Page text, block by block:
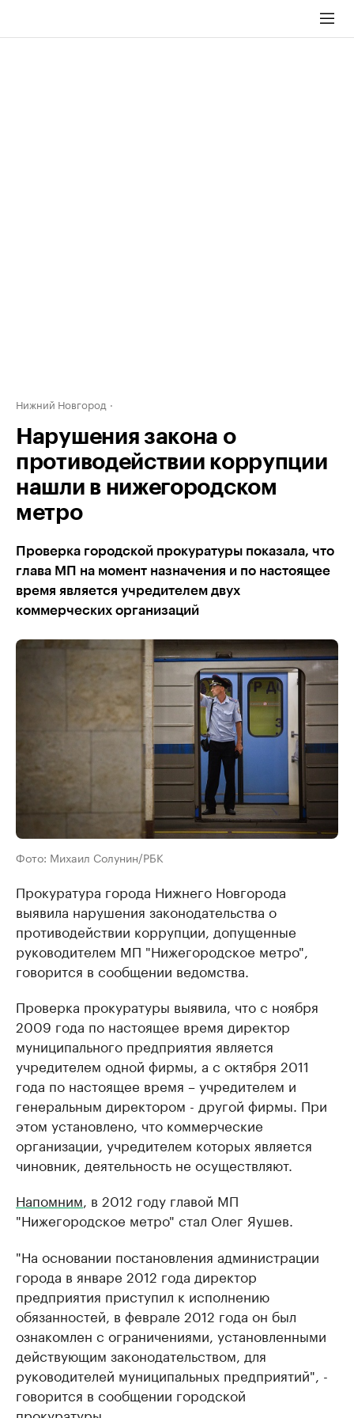
Нижний Новгород
Нарушения закона о
противодействии коррупции
нашли в нижегородском
метро
Проверка городской прокуратуры показала, что
глава МП на момент назначения и по настоящее
время является учредителем двух
коммерческих организаций
Фото: Михаил Солунин/РБК
Прокуратура города Нижнего Новгорода
выявила нарушения законодательства о
противодействии коррупции, допущенные
руководителем МП "Нижегородское метро",
говорится в сообщении ведомства.
Проверка прокуратуры выявила, что с ноября
2009 года по настоящее время директор
муниципального предприятия является
учредителем одной фирмы, а с октября 2011
года по настоящее время – учредителем и
генеральным директором - другой фирмы. При
этом установлено, что коммерческие
организации, учредителем которых является
чиновник, деятельность не осуществляют.
Напомним, в 2012 году главой МП
"Нижегородское метро" стал Олег Яушев.
"На основании постановления администрации
города в январе 2012 года директор
предприятия приступил к исполнению
обязанностей, в феврале 2012 года он был
ознакомлен с ограничениями, установленными
действующим законодательством, для
руководителей муниципальных предприятий", -
говорится в сообщении городской